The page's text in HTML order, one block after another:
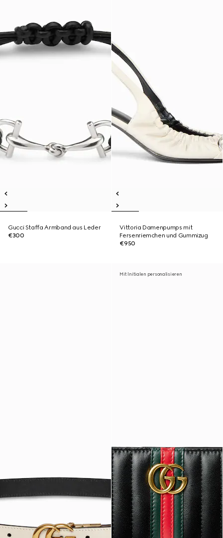
Gucci Staffa Armband aus Leder
€300
Vittoria Damenpumps mit
Fersenriemchen und Gummizug
€950
Mit Initialen personalisieren